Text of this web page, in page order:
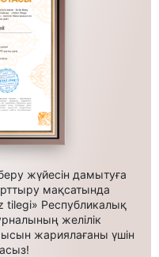
жүйесін дамытуға
мақсатында
tilegi» Республикалық
желілік
жариялағаны үшін